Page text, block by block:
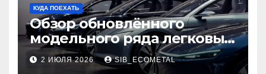
КУДА ПОЕХАТЬ
Обзор обновлённого
модельного ряда легковых
автомобилей 2026 года
2 ИЮЛЯ 2026 SIB_ECOMETAL